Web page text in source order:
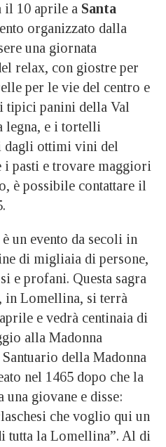
il 10 aprile a Santa
organizzato dalla
una giornata
relax, con giostre per
per le vie del centro e
tipici panini della Val
legna, e i tortelli
dagli ottimi vini del
pasti e trovare maggiori
è possibile contattare il
è un evento da secoli in
di migliaia di persone,
e profani. Questa sagra
, in Lomellina, si terrà
e vedrà centinaia di
alla Madonna
della Madonna
nel 1465 dopo che la
una giovane e disse:
che voglio qui un
tutta la Lomellina”. Al di